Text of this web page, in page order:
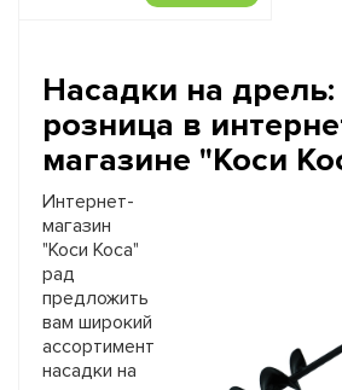
Насадки на дрель
розница в
магазине "Коси
Интернет-
магазин
"Коси Коса"
рад
предложить
вам широкий
ассортимент
насадки на